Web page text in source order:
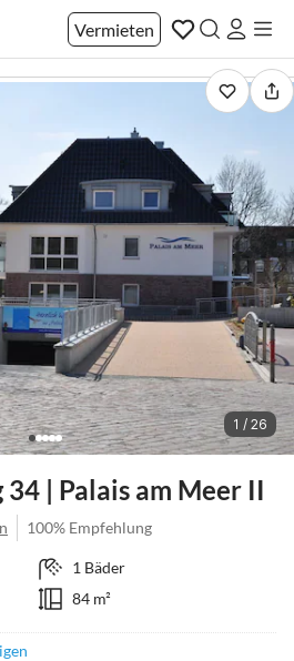
Vermieten
1 / 26
| Palais am Meer II
100% Empfehlung
1 Bäder
84 m²